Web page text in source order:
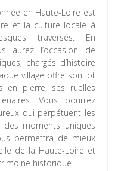
en Haute-Loire est
et la culture locale à
traversés. En
aurez l’occasion de
chargés d’histoire
village offre son lot
en pierre, ses ruelles
Vous pourrez
qui perpétuent les
moments uniques
permettra de mieux
de la Haute-Loire et
historique.